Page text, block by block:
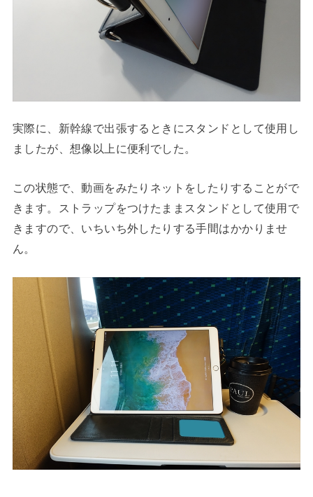
実際に、新幹線で出張するときにスタンドとして使用し
ましたが、想像以上に便利でした。
この状態で、動画をみたりネットをしたりすることがで
きます。ストラップをつけたままスタンドとして使用で
きますので、いちいち外したりする手間はかかりませ
ん。